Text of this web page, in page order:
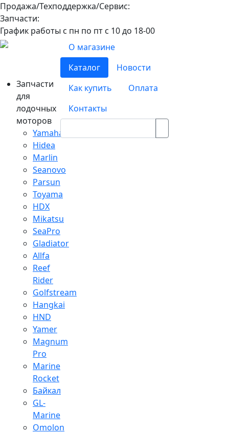
Продажа/Техподдержка/Сервис:
Запчасти:
График работы с пн по пт с 10 до 18-00
Запчасти
для
лодочных
моторов
Yamaha
Hidea
Marlin
Seanovo
Parsun
Toyama
HDX
Mikatsu
SeaPro
Gladiator
Allfa
Reef
Rider
Golfstream
Hangkai
HND
Yamer
Magnum
Pro
Marine
Rocket
Байкал
GL-
Marine
Omolon
О магазине
Каталог
Новости
Как купить
Оплата
Контакты